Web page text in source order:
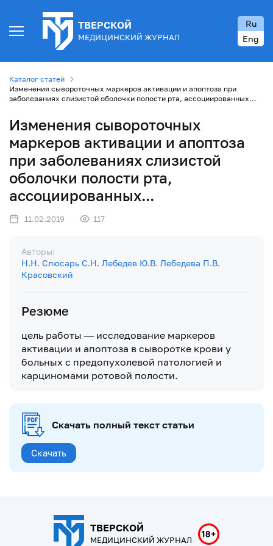
ТВЕРСКОЙ
МЕДИЦИНСКИЙ ЖУРНАЛ
Ru
Eng
Каталог статей
Изменения сывороточных маркеров активации и апоптоза при
заболеваниях слизистой оболочки полости рта, ассоциированных...
Изменения сывороточных
маркеров активации и апоптоза
при заболеваниях слизистой
оболочки полости рта,
ассоциированных...
11.02.2019 117
Авторы:
Н.Н. Слюсарь С.Н. Лебедев Ю.В. Лебедева П.В.
Красовский
Резюме
цель работы — исследование маркеров
активации и апоптоза в сыворотке крови у
больных с предопухолевой патологией и
карциномами ротовой полости.
Скачать полный текст статьи
Скачать
ТВЕРСКОЙ
МЕДИЦИНСКИЙ ЖУРНАЛ